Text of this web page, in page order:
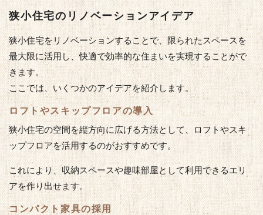
狭小住宅のリノベーションアイデア
狭小住宅をリノベーションすることで、限られたスペースを
最大限に活用し、快適で効率的な住まいを実現することがで
きます。
ここでは、いくつかのアイデアを紹介します。
ロフトやスキップフロアの導入
狭小住宅の空間を縦方向に広げる方法として、ロフトやスキ
ップフロアを活用するのがおすすめです。
これにより、収納スペースや趣味部屋として利用できるエリ
アを作り出せます。
コンパクト家具の採用